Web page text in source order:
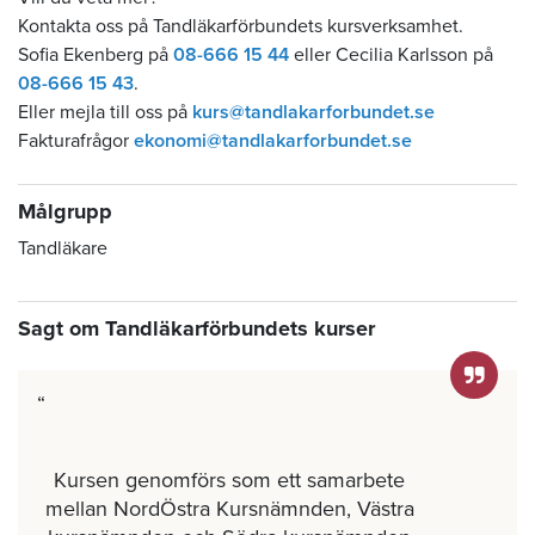
Kontakta oss på Tandläkarförbundets kursverksamhet.
Sofia Ekenberg på 08-666 15 44 eller Cecilia Karlsson på
08-666 15 43.
Eller mejla till oss på kurs@tandlakarforbundet.se
Fakturafrågor ekonomi@tandlakarforbundet.se
Målgrupp
Tandläkare
Sagt om Tandläkarförbundets kurser
Kursen genomförs som ett samarbete
mellan NordÖstra Kursnämnden, Västra